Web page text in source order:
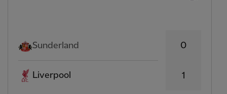
Sunderland
Liverpool
0
1